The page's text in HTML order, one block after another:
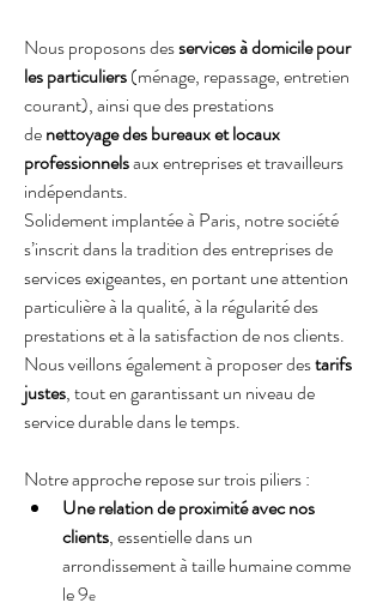
Nous proposons des services à domicile pour
les particuliers (ménage, repassage, entretien
courant), ainsi que des prestations
de nettoyage des bureaux et locaux
professionnels aux entreprises et travailleurs
indépendants.
Solidement implantée à Paris, notre société
s’inscrit dans la tradition des entreprises de
services exigeantes, en portant une attention
particulière à la qualité, à la régularité des
prestations et à la satisfaction de nos clients.
Nous veillons également à proposer des tarifs
justes, tout en garantissant un niveau de
service durable dans le temps.
Notre approche repose sur trois piliers :
Une relation de proximité avec nos
clients, essentielle dans un
arrondissement à taille humaine comme
le 9e